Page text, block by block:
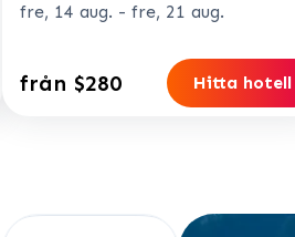
fre, 14 aug. - fre, 21 aug.
från $280 Hitta hotell